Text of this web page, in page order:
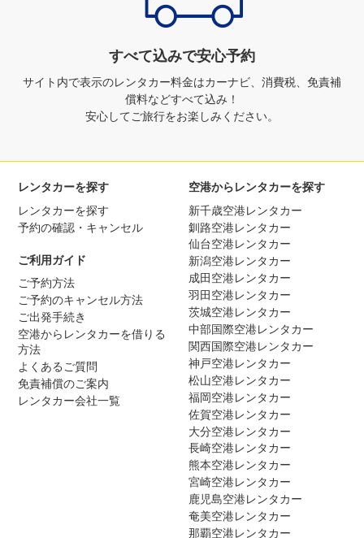
すべて込みで安心予約
サイト内で表示のレンタカー料金はカーナビ、消費税、免責補
償料などすべて込み！
安心してご旅行をお楽しみください。
レンタカーを探す
レンタカーを探す
予約の確認・キャンセル
ご利用ガイド
ご予約方法
ご予約のキャンセル方法
ご出発手続き
空港からレンタカーを借りる
方法
よくあるご質問
免責補償のご案内
レンタカー会社一覧
空港からレンタカーを探す
新千歳空港レンタカー
釧路空港レンタカー
仙台空港レンタカー
新潟空港レンタカー
成田空港レンタカー
羽田空港レンタカー
茨城空港レンタカー
中部国際空港レンタカー
関西国際空港レンタカー
神戸空港レンタカー
松山空港レンタカー
福岡空港レンタカー
佐賀空港レンタカー
大分空港レンタカー
長崎空港レンタカー
熊本空港レンタカー
宮崎空港レンタカー
鹿児島空港レンタカー
奄美空港レンタカー
那覇空港レンタカー